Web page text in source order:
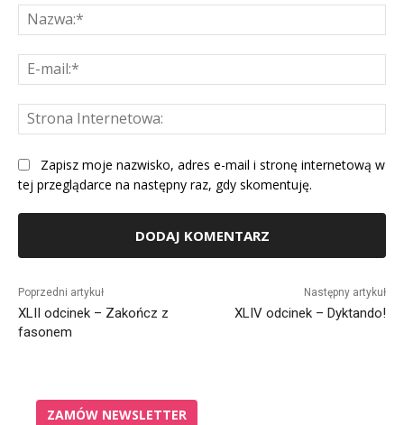
Zapisz moje nazwisko, adres e-mail i stronę internetową w
tej przeglądarce na następny raz, gdy skomentuję.
Poprzedni artykuł
XLII odcinek – Zakończ z
fasonem
Następny artykuł
XLIV odcinek – Dyktando!
ZAMÓW NEWSLETTER